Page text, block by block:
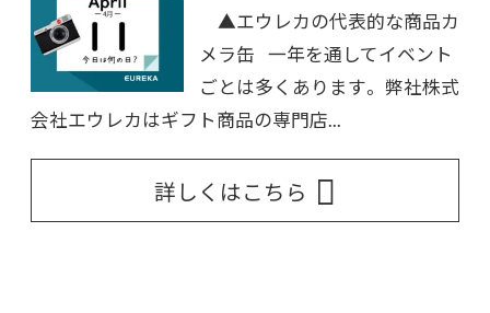
▲エウレカの代表的な商品カ
メラ缶 一年を通してイベント
ごとは多くあります。 弊社株式
会社エウレカはギフト商品の専門店...
詳しくはこちら